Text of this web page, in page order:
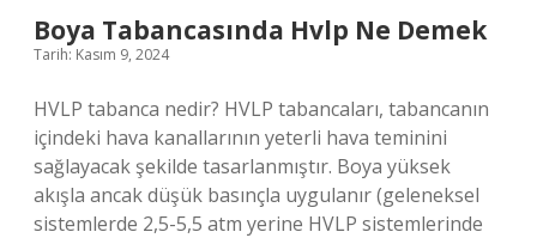
Boya Tabancasında Hvlp Ne Demek
Tarih: Kasım 9, 2024
HVLP tabanca nedir? HVLP tabancaları, tabancanın
içindeki hava kanallarının yeterli hava teminini
sağlayacak şekilde tasarlanmıştır. Boya yüksek
akışla ancak düşük basınçla uygulanır (geleneksel
sistemlerde 2,5-5,5 atm yerine HVLP sistemlerinde